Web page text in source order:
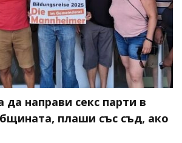
да направи секс парти в
плаши със съд, ако